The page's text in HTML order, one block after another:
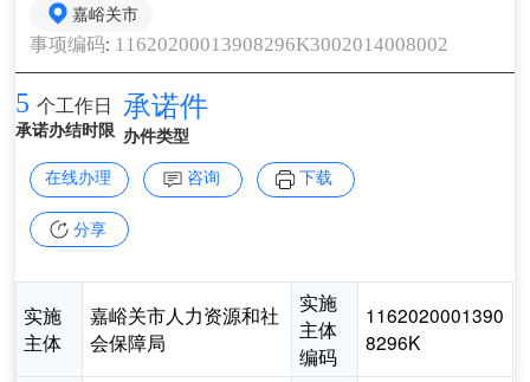
嘉峪关市
事项编码: 11620200013908296K3002014008002
5 个工作日
承诺办结时限
承诺件
办件类型
在线办理 咨询 下载
分享
实施
主体
嘉峪关市人力资源和社
会保障局
实施
主体
编码
1162020001390
8296K